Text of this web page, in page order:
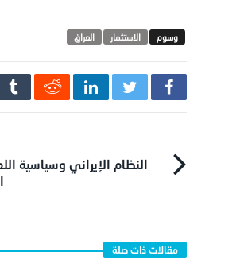
الاستثمار العراق
النظام الإيراني وسياسية